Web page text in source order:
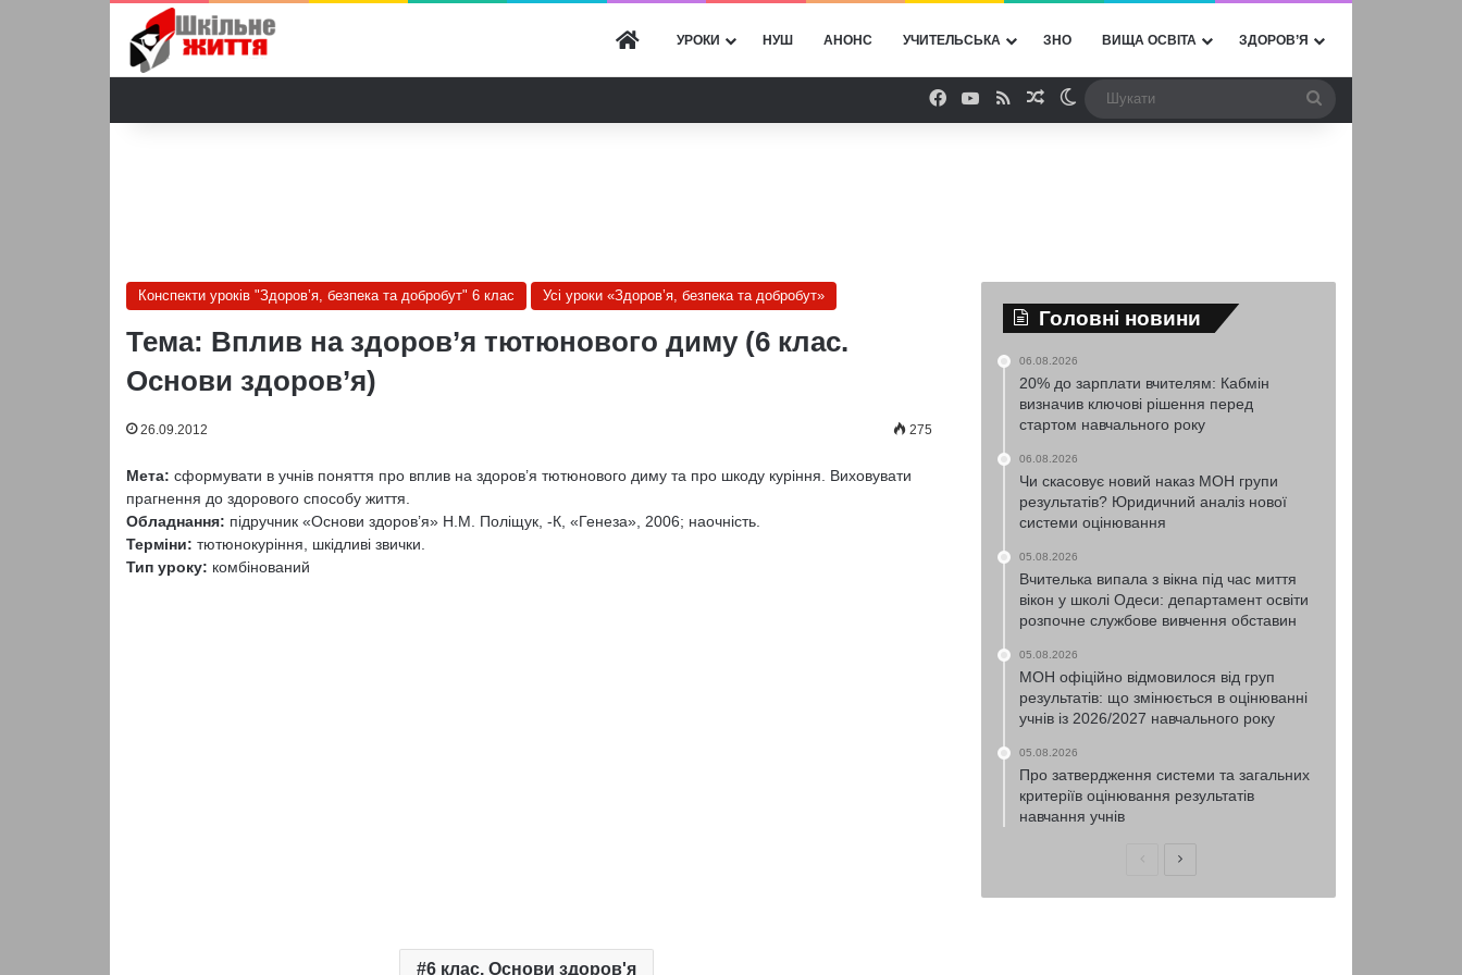
ГОЛОВНА
УРОКИ НУШ АНОНС УЧИТЕЛЬСЬКА ЗНО ВИЩА ОСВІТА ЗДОРОВ’Я
Facebook
YouTube
RSSВипадкова стаття
Switch skin
Конспекти уроків "Здоров’я, безпека та добробут" 6 клас Усі уроки «Здоров’я, безпека та добробут»
Тема: Вплив на здоров’я тютюнового диму (6 клас.
Основи здоров’я)
26.09.2012 275
Мета: сформувати в учнів поняття про вплив на здоров’я тютюнового диму та про шкоду куріння. Виховувати
прагнення до здорового способу життя.
Обладнання: підручник «Основи здоров’я» Н.М. Поліщук, -К, «Генеза», 2006; наочність.
Терміни: тютюнокуріння, шкідливі звички.
Тип уроку: комбінований
6 клас. Основи здоров'я
Головні новини
06.08.2026
20% до зарплати вчителям: Кабмін
визначив ключові рішення перед
стартом навчального року
06.08.2026
Чи скасовує новий наказ МОН групи
результатів? Юридичний аналіз нової
системи оцінювання
05.08.2026
Вчителька випала з вікна під час миття
вікон у школі Одеси: департамент освіти
розпочне службове вивчення обставин
05.08.2026
МОН офіційно відмовилося від груп
результатів: що змінюється в оцінюванні
учнів із 2026/2027 навчального року
05.08.2026
Про затвердження системи та загальних
критеріїв оцінювання результатів
навчання учнів
ПопередняНаступна